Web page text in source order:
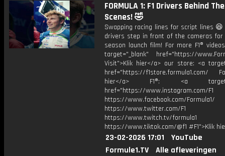
FORMULA 1: F1 Drivers Behind The
Scenes! 🤣
Swapping racing lines for script lines 😆
drivers step in front of the cameras
season launch film! For more F1®
target="_blank" href="https://
Visit">Klik hier</a> our store: <a
href="https://f1store.formula1.com/
hier</a> F1®: <a
href="https://www.instagram.com/F1
https://www.facebook.com/Formula1/
https://www.twitter.com/F1
https://www.twitch.tv/formula1
https://www.tiktok.com/@f1 #F1">Klik
23-02-2026 17:01
YouTube
Formule1.TV
Alle afleveringen